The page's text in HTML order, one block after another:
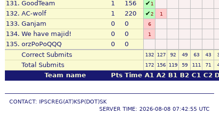
131. GoodTeam 1 156 ✔1
132. AC-wolf 1 220 ✔2 1
133. Ganjam 0 0 6
134. We have majid! 0 0 1
135. orzPoPoQQQ 0
0
Correct Submits
132 127 92 49 63 43
Total Submits 172 156 119 59 111 71
Team name Pts Time A1 A2 B1 B2 C1 C2
CONTACT: IPSCREG(AT)KSP(DOT)SK
SERVER TIME: 2026-08-08 07:42:55 UTC